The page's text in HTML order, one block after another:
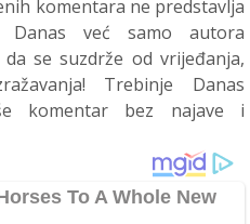
komentara ne predstavlja
Danas već samo autora
se suzdrže od vrijeđanja,
Trebinje Danas
komentar bez najave i